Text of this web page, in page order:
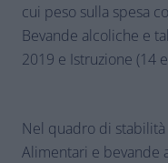
cui peso sulla spesa
Bevande alcoliche e
2019 e Istruzione (14
Nel quadro di
Alimentari e bevande